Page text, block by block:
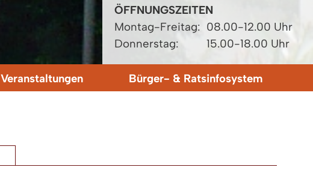
ÖFFNUNGSZEITEN
Montag-Freitag: 08.00-12.00 Uhr
Donnerstag:
15.00-18.00 Uhr
Veranstaltungen Bürger- & Ratsinfosystem